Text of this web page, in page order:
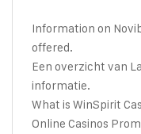
Information on
offered.
Een overzicht van
informatie.
What is WinSpirit
Online Casinos